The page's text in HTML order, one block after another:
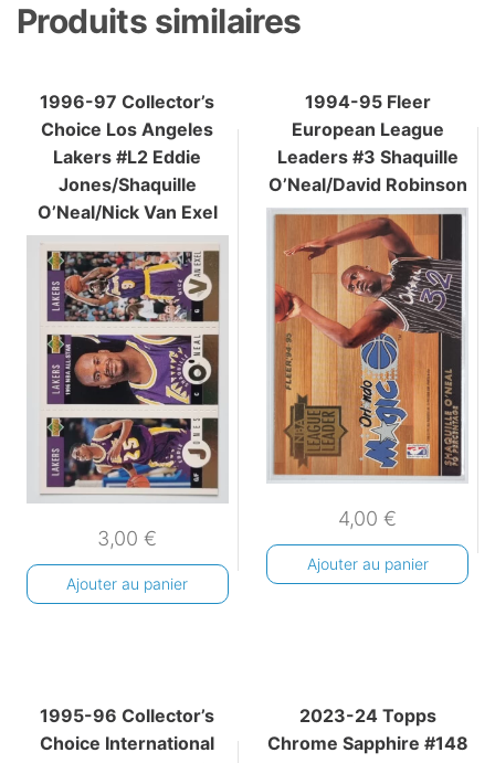
Produits similaires
1996-97 Collector’s
Choice Los Angeles
Lakers #L2 Eddie
Jones/Shaquille
O’Neal/Nick Van Exel
3,00€
Ajouter au panier
1994-95 Fleer
European League
Leaders #3 Shaquille
O’Neal/David Robinson
4,00€
Ajouter au panier
1995-96 Collector’s
Choice International
2023-24 Topps
Chrome Sapphire #148